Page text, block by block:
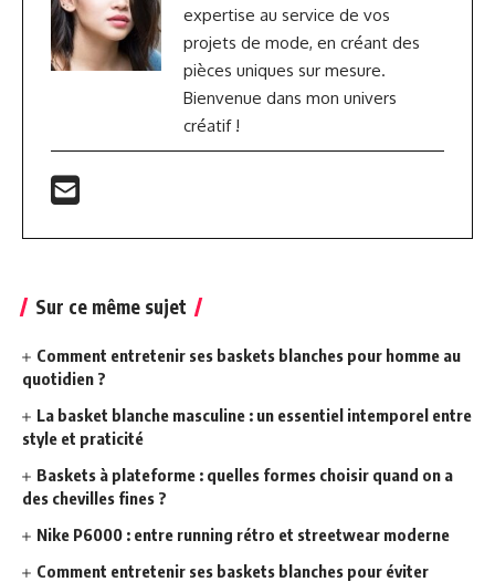
expertise au service de vos
projets de mode, en créant des
pièces uniques sur mesure.
Bienvenue dans mon univers
créatif !
Sur ce même sujet
Comment entretenir ses baskets blanches pour homme au
quotidien ?
La basket blanche masculine : un essentiel intemporel entre
style et praticité
Baskets à plateforme : quelles formes choisir quand on a
des chevilles fines ?
Nike P6000 : entre running rétro et streetwear moderne
Comment entretenir ses baskets blanches pour éviter